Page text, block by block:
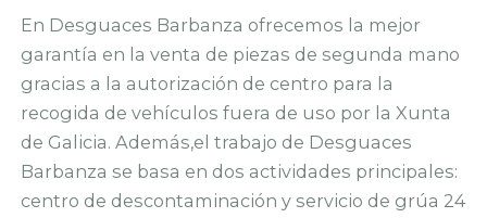
En Desguaces Barbanza ofrecemos la mejor
garantía en la venta de piezas de segunda mano
gracias a la autorización de centro para la
recogida de vehículos fuera de uso por la Xunta
de Galicia. Además,el trabajo de Desguaces
Barbanza se basa en dos actividades principales:
centro de descontaminación y servicio de grúa 24